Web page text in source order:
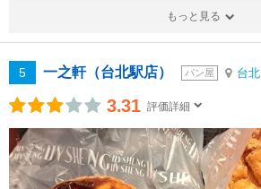
もっと見る
5 一之軒（台北駅店） パン屋 台北
3.31 評価詳細